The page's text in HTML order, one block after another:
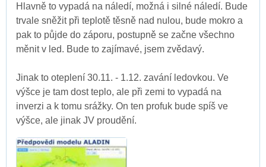
Hlavně to vypadá na náledí, možná i silné náledí. Bude
trvale sněžit při teplotě těsně nad nulou, bude mokro a
pak to půjde do záporu, postupně se začne všechno
měnit v led. Bude to zajímavé, jsem zvědavý.
Jinak to oteplení 30.11. - 1.12. zavání ledovkou. Ve
výšce je tam dost teplo, ale při zemi to vypadá na
inverzi a k tomu srážky. On ten profuk bude spíš ve
výšce, ale jinak JV proudění.